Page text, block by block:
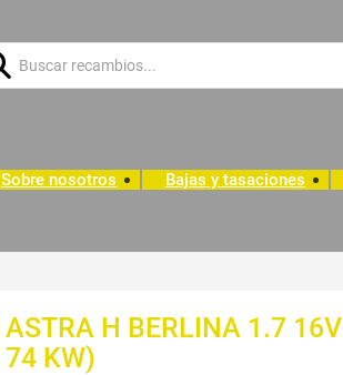
Sobre nosotros Bajas y tasaciones
H BERLINA 1.7 16V
KW)